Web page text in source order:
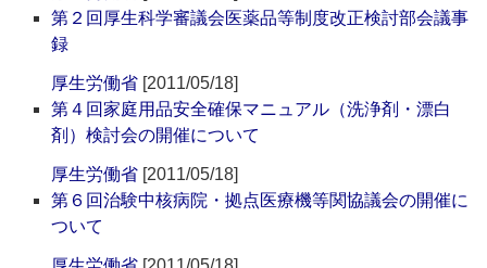
第２回厚生科学審議会医薬品等制度改正検討部会議事
録
厚生労働省 [2011/05/18]
第４回家庭用品安全確保マニュアル（洗浄剤・漂白
剤）検討会の開催について
厚生労働省 [2011/05/18]
第６回治験中核病院・拠点医療機等関協議会の開催に
ついて